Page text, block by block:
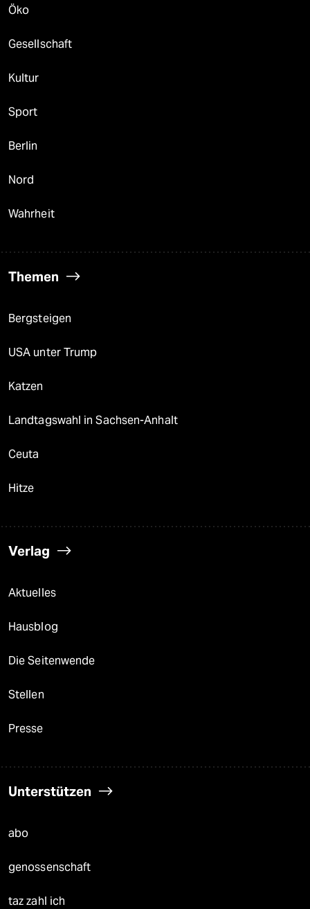
Öko
Gesellschaft
Kultur
Sport
Berlin
Nord
Wahrheit
Themen
Bergsteigen
USA unter Trump
Katzen
Landtagswahl in Sachsen-Anhalt
Ceuta
Hitze
Verlag
Aktuelles
Hausblog
Die Seitenwende
Stellen
Presse
Unterstützen
abo
genossenschaft
taz zahl ich